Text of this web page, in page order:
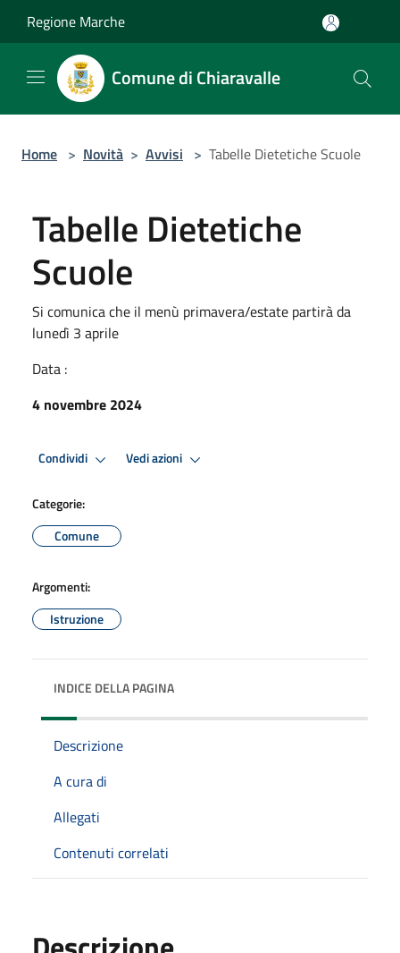
Regione Marche
Comune di Chiaravalle
Home > Novità > Avvisi > Tabelle Dietetiche Scuole
Tabelle Dietetiche
Scuole
Si comunica che il menù primavera/estate partirà da
lunedì 3 aprile
Data :
4 novembre 2024
Condividi Vedi azioni
Categorie:
Comune
Argomenti:
Istruzione
INDICE DELLA PAGINA
Descrizione
A cura di
Allegati
Contenuti correlati